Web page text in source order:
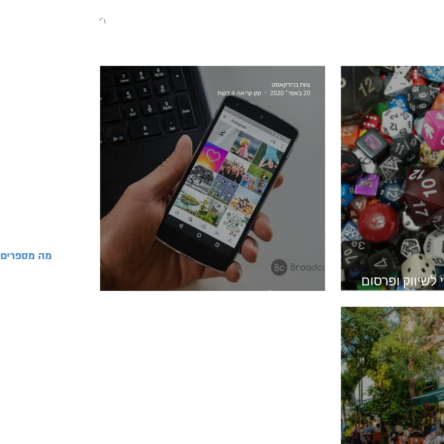
... מה
לשיווק ופרסום
צוות ברודקאסט
20 באפר׳ 2020
זמן קריאה 4 דקות